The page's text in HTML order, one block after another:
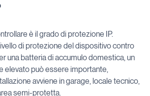
è il grado di protezione IP.
di protezione del dispositivo contro
una batteria di accumulo domestica, un
elevato può essere importante,
avviene in garage, locale tecnico,
semi-protetta.